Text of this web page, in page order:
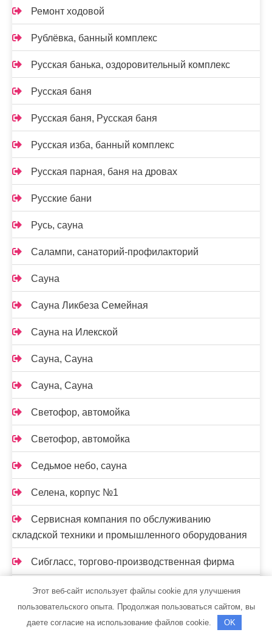
Ремонт ходовой
Рублёвка, банный комплекс
Русская банька, оздоровительный комплекс
Русская баня
Русская баня, Русская баня
Русская изба, банный комплекс
Русская парная, баня на дровах
Русские бани
Русь, сауна
Салампи, санаторий-профилакторий
Сауна
Сауна Ликбеза Семейная
Сауна на Илекской
Сауна, Сауна
Сауна, Сауна
Светофор, автомойка
Светофор, автомойка
Седьмое небо, сауна
Селена, корпус №1
Сервисная компания по обслуживанию
складской техники и промышленного оборудования
Сибгласс, торгово-производственная фирма
Сибирская баня на дровах, Сибирская баня на
дровах
Сибирская баня на дровах, Сибирская баня на
Этот веб-сайт использует файлы cookie для улучшения
пользовательского опыта. Продолжая пользоваться сайтом, вы
даете согласие на использование файлов cookie.
OK